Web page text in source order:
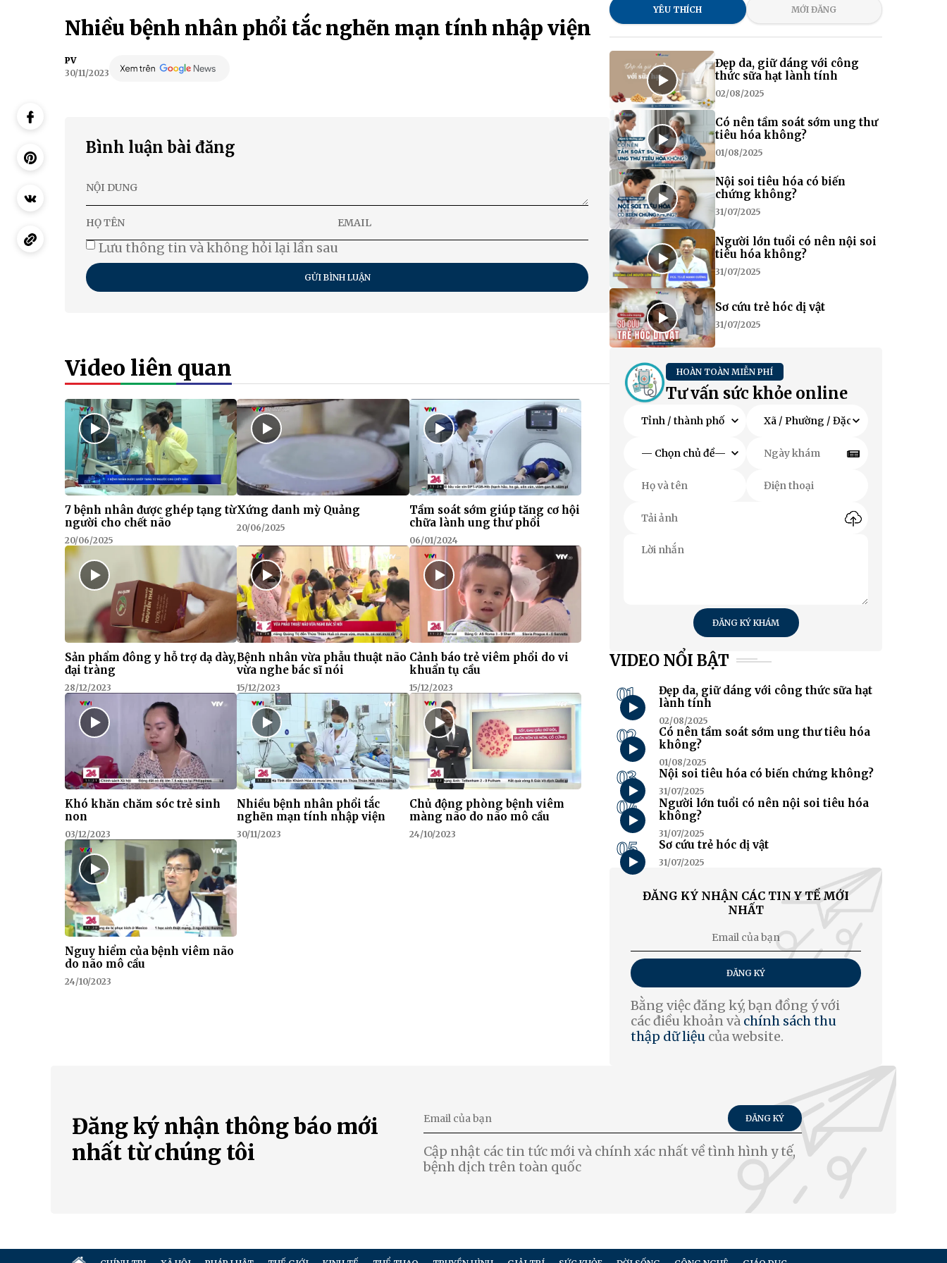
Nhiều bệnh nhân phổi tắc nghẽn mạn tính nhập viện
PV
30/11/2023
Bình luận bài đăng
Lưu thông tin và không hỏi lại lần sau
GỬI BÌNH LUẬN
Video liên quan
7 bệnh nhân được ghép tạng từ
người cho chết não
20/06/2025
Xứng danh mỳ Quảng
20/06/2025
Tầm soát sớm giúp tăng cơ hội
chữa lành ung thư phổi
06/01/2024
Sản phẩm đông y hỗ trợ dạ dày,
đại tràng
28/12/2023
Bệnh nhân vừa phẫu thuật não
vừa nghe bác sĩ nói
15/12/2023
Cảnh báo trẻ viêm phổi do vi
khuẩn tụ cầu
15/12/2023
Khó khăn chăm sóc trẻ sinh
non
03/12/2023
Nhiều bệnh nhân phổi tắc
nghẽn mạn tính nhập viện
30/11/2023
Chủ động phòng bệnh viêm
màng não do não mô cầu
24/10/2023
Nguy hiểm của bệnh viêm não
do não mô cầu
24/10/2023
YÊU THÍCH MỚI ĐĂNG
Đẹp da, giữ dáng với công
thức sữa hạt lành tính
02/08/2025
Có nên tầm soát sớm ung thư
tiêu hóa không?
01/08/2025
Nội soi tiêu hóa có biến
chứng không?
31/07/2025
Người lớn tuổi có nên nội soi
tiêu hóa không?
31/07/2025
Sơ cứu trẻ hóc dị vật
31/07/2025
HOÀN TOÀN MIỄN PHÍ
Tư vấn sức khỏe online
ĐĂNG KÝ KHÁM
VIDEO NỔI BẬT
01
Đẹp da, giữ dáng với công thức sữa hạt
lành tính
02/08/2025
02
Có nên tầm soát sớm ung thư tiêu hóa
không?
01/08/2025
03 Nội soi tiêu hóa có biến chứng không?
31/07/2025
04
Người lớn tuổi có nên nội soi tiêu hóa
không?
31/07/2025
05 Sơ cứu trẻ hóc dị vật
31/07/2025
ĐĂNG KÝ NHẬN CÁC TIN Y TẾ MỚI
NHẤT
ĐĂNG KÝ
Bằng việc đăng ký, bạn đồng ý với
các điều khoản và chính sách thu
thập dữ liệu của website.
Đăng ký nhận thông báo mới
nhất từ chúng tôi
ĐĂNG KÝ
Cập nhật các tin tức mới và chính xác nhất về tình hình y tế,
bệnh dịch trên toàn quốc